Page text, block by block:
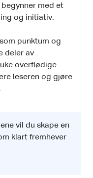
med et
og initiativ.
punktum og
deler av
overflødige
leseren og gjøre
vil du skape en
klart fremhever